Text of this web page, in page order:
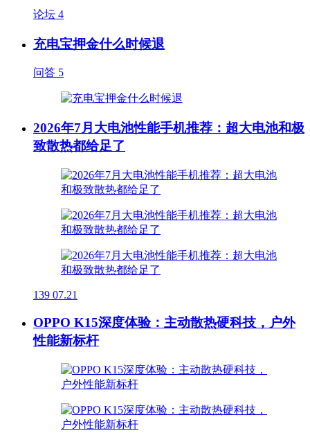
论坛 4
充电宝押金什么时候退
问答 5
2026年7月大电池性能手机推荐：超大电池和极
致散热都给足了
139 07.21
OPPO K15深度体验：主动散热硬科技，户外
性能新标杆